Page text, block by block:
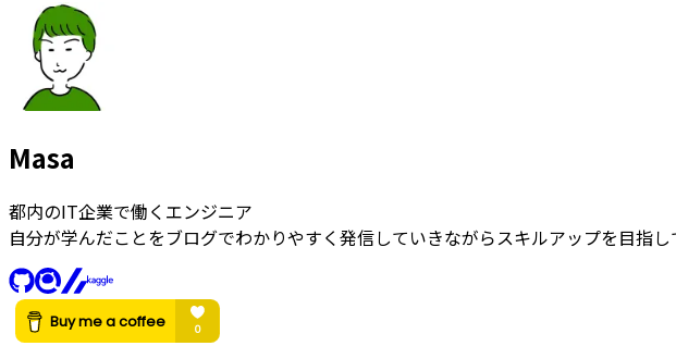
Masa
都内のIT企業で働くエンジニア
自分が学んだことをブログでわかりやすく発信していきながらスキルアップを目指し